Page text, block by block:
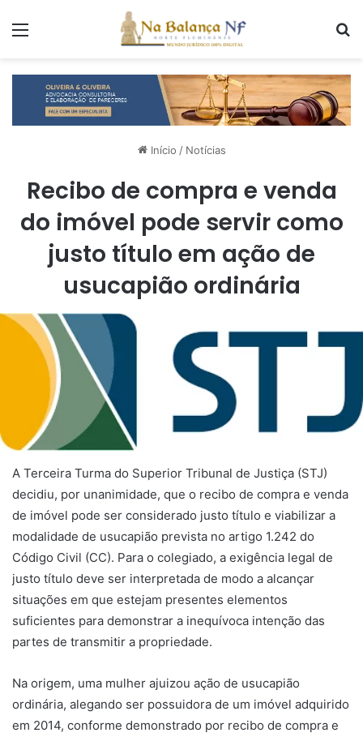
Início / Notícias
Recibo de compra e venda
do imóvel pode servir como
justo título em ação de
usucapião ordinária
A Terceira Turma do Superior Tribunal de Justiça (STJ)
decidiu, por unanimidade, que o recibo de compra e venda
de imóvel pode ser considerado justo título e viabilizar a
modalidade de usucapião prevista no artigo 1.242 do
Código Civil (CC). Para o colegiado, a exigência legal de
justo título deve ser interpretada de modo a alcançar
situações em que estejam presentes elementos
suficientes para demonstrar a inequívoca intenção das
partes de transmitir a propriedade.
Na origem, uma mulher ajuizou ação de usucapião
ordinária, alegando ser possuidora de um imóvel adquirido
em 2014, conforme demonstrado por recibo de compra e